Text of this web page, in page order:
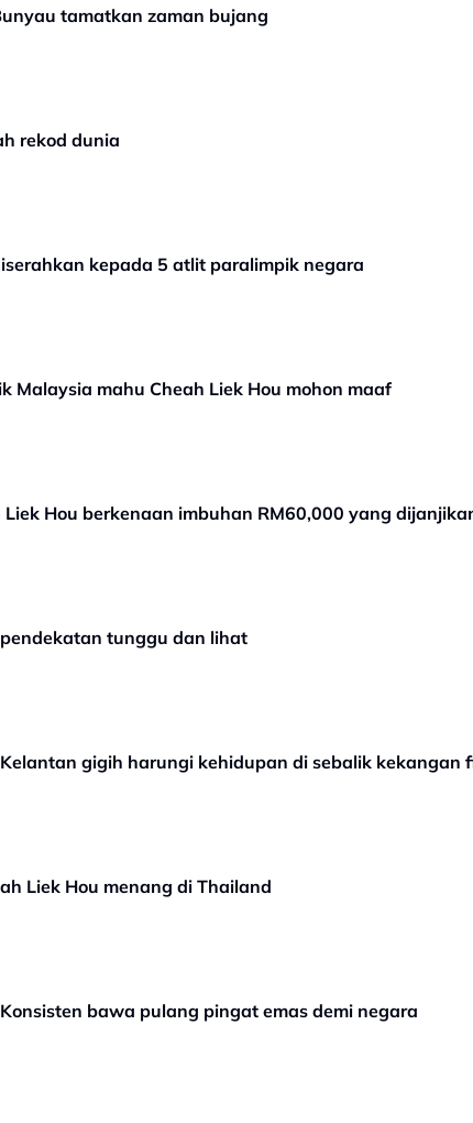
tamatkan zaman bujang
rekod dunia
kepada 5 atlit paralimpik negara
Malaysia mahu Cheah Liek Hou mohon maaf
Hou berkenaan imbuhan RM60,000 yang
tunggu dan lihat
gigih harungi kehidupan di sebalik kekangan
Liek Hou menang di Thailand
bawa pulang pingat emas demi negara